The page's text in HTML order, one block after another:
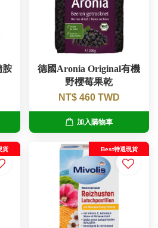
胺
德國Aronia Original有機
野櫻莓果乾
NT$ 460 TWD
加入購物車
貨 Best特選現貨